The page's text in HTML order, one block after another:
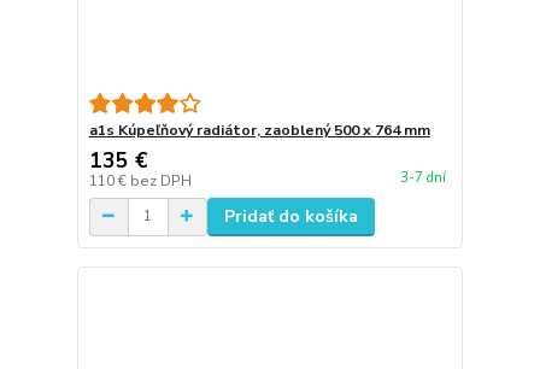
a1s Kúpeľňový radiátor, zaoblený 500 x 764 mm
135 €
110 € bez DPH 3-7 dní
Pridať do košíka